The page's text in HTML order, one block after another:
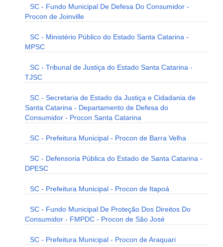
SC - Fundo Municipal De Defesa Do Consumidor -
Procon de Joinville
SC - Ministério Público do Estado Santa Catarina -
MPSC
SC - Tribunal de Justiça do Estado Santa Catarina -
TJSC
SC - Secretaria de Estado da Justiça e Cidadania de
Santa Catarina - Departamento de Defesa do
Consumidor - Procon Santa Catarina
SC - Prefeitura Municipal - Procon de Barra Velha
SC - Defensoria Pública do Estado de Santa Catarina -
DPESC
SC - Prefeitura Municipal - Procon de Itapoá
SC - Fundo Municipal De Proteção Dos Direitos Do
Consumidor - FMPDC - Procon de São José
SC - Prefeitura Municipal - Procon de Araquari